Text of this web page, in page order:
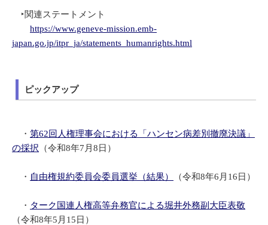
‣関連ステートメント
https://www.geneve-mission.emb-
japan.go.jp/itpr_ja/statements_humanrights.html
ピックアップ
・ 第62回人権理事会における「ハンセン病差別撤廃決議」
の採択 （令和8年7月8日）
・ 自由権規約委員会委員選挙（結果） （令和8年6月16日）
・ ターク国連人権高等弁務官による堀井外務副大臣表敬
（令和8年5月15日）